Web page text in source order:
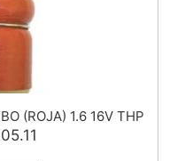
(ROJA) 1.6 16V THP